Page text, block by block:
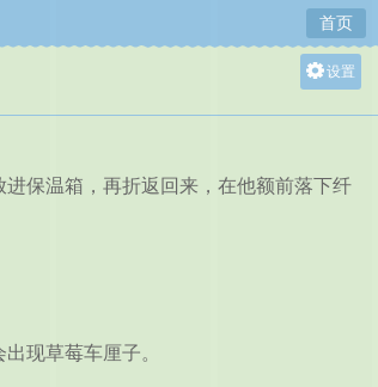
首页
设置
中
保温箱，再折返回来，在他额前落下纤
现草莓车厘子。